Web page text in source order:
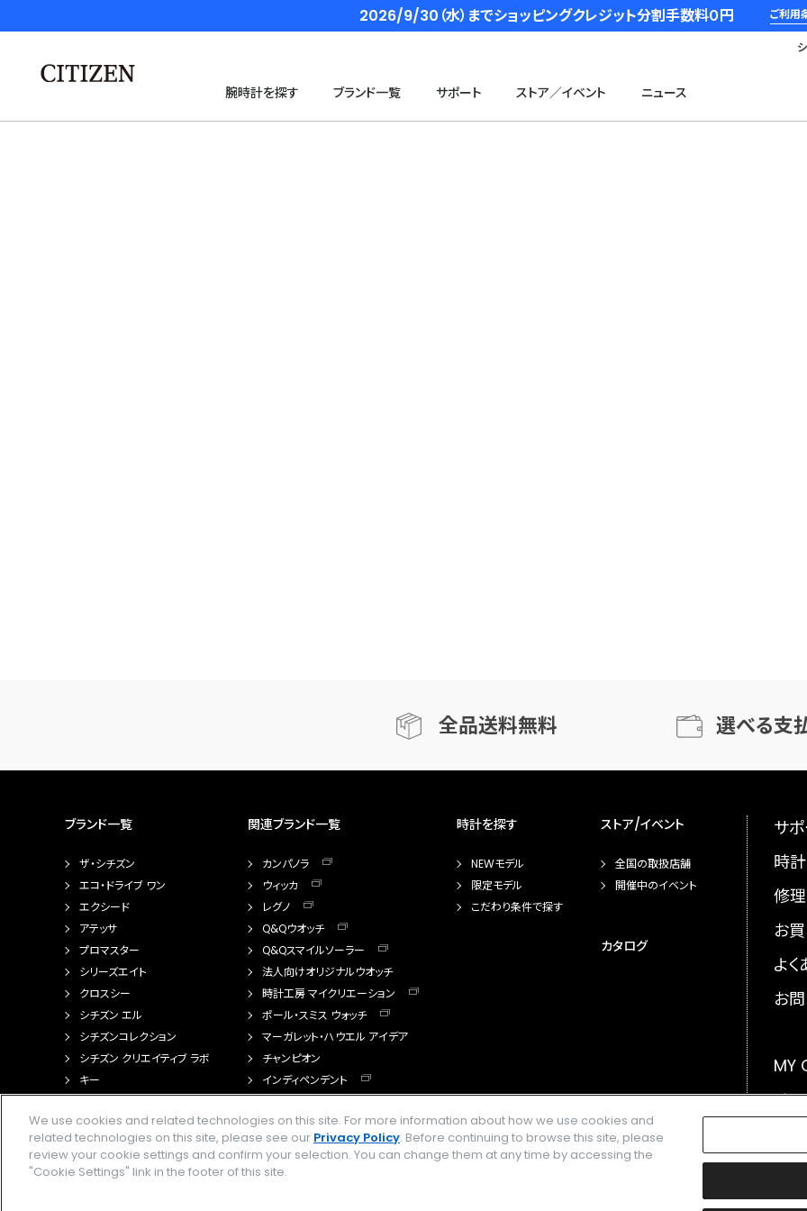
2026/9/30（水）までショッピングクレジット分割手数料０円 ご利用
腕時計を探す ブランド一覧 サポート ストア／イベント ニュース
全品送料無料 選べる支
ブランド一覧
ザ・シチズン
エコ・ドライブ ワン
エクシード
アテッサ
プロマスター
シリーズエイト
クロスシー
シチズン エル
シチズンコレクション
シチズン クリエイティブ ラボ
キー
関連ブランド一覧
カンパノラ
ウィッカ
レグノ
Q&Qウオッチ
Q&Qスマイルソーラー
法人向けオリジナルウオッチ
時計工房 マイクリエーション
ポール・スミス ウォッチ
マーガレット・ハウエル アイデア
チャンピオン
インディペンデント
時計を探す
NEWモデル
限定モデル
こだわり条件で探す
ストア/イベント
全国の取扱店舗
開催中のイベント
カタログ
サ
時
修理
お
よ
お
MY
メ
We use cookies and related technologies on this site. For more information about how we use cookies and
related technologies on this site, please see our Privacy Policy. Before continuing to browse this site, please
review your cookie settings and confirm your selection. You can change them at any time by accessing the
"Cookie Settings" link in the footer of this site.